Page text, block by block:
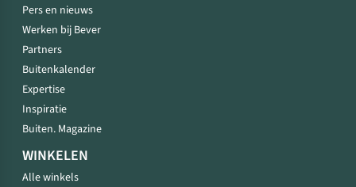
Pers en nieuws
Werken bij Bever
Partners
Buitenkalender
Expertise
Inspiratie
Buiten. Magazine
WINKELEN
Alle winkels